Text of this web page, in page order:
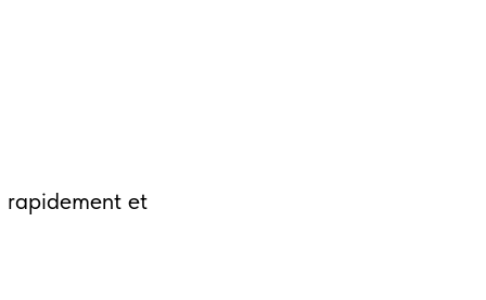
rapidement et